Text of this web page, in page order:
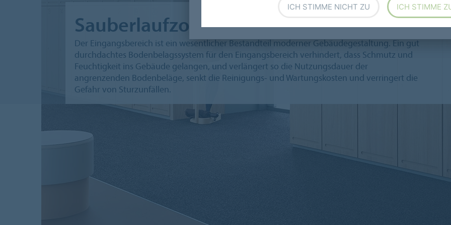
Sauberlaufzonen
Der Eingangsbereich ist ein wesentlicher Bestandteil moderner Gebäudegestaltung. Ein gut
durchdachtes Bodenbelagssystem für den Eingangsbereich verhindert, dass Schmutz und
Feuchtigkeit ins Gebäude gelangen, und verlängert so die Nutzungsdauer der
angrenzenden Bodenbeläge, senkt die Reinigungs- und Wartungskosten und verringert die
Gefahr von Sturzunfällen.
ICH STIMME NICHT ZU ICH STIMME